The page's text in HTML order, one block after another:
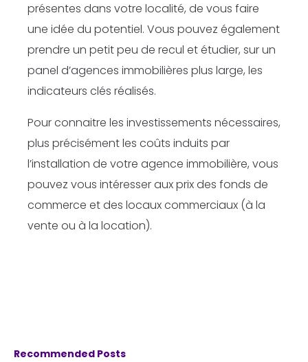
présentes dans votre localité, de vous faire
une idée du potentiel. Vous pouvez également
prendre un petit peu de recul et étudier, sur un
panel d’agences immobilières plus large, les
indicateurs clés réalisés.
Pour connaitre les investissements nécessaires,
plus précisément les coûts induits par
l’installation de votre agence immobilière, vous
pouvez vous intéresser aux prix des fonds de
commerce et des locaux commerciaux (à la
vente ou à la location).
Recommended Posts